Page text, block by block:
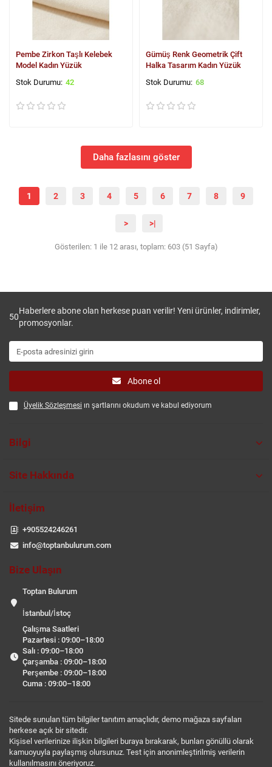
Pembe Zirkon Taşlı Kelebek
Model Kadın Yüzük
42
Gümüş Renk Geometrik Çift
Halka Tasarım Kadın Yüzük
68
Daha fazlasını göster
1 2 3 4 5 6 7 8 9
> >|
Gösterilen: 1 ile 12 arası, toplam: 603 (51 Sayfa)
50
Haberlere abone olan herkese puan verilir! Yeni ürünler, indirimler,
promosyonlar.
Abone ol
Üyelik Sözleşmesi ın şartlarını okudum ve kabul ediyorum
Bilgi
Site Hakkında
İletişim
+905524246261
info@toptanbulurum.com
Bize Ulaşın
Toptan Bulurum
İstanbul/İstoç
Çalışma Saatleri
Pazartesi : 09:00–18:00
Salı : 09:00–18:00
Çarşamba : 09:00–18:00
Perşembe : 09:00–18:00
Cuma : 09:00–18:00
Sitede sunulan tüm bilgiler tanıtım amaçlıdır, demo mağaza sayfaları
herkese açık bir sitedir.
Kişisel verilerinize ilişkin bilgileri buraya bırakarak, bunları gönüllü olarak
kamuoyuyla paylaşmış olursunuz. Test için anonimleştirilmiş verilerin
kullanılmasını öneriyoruz.